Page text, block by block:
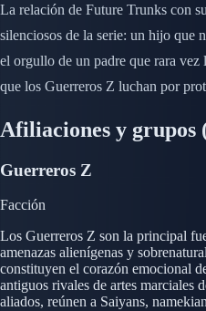
La relación de Future Trunks con
silenciosos de la serie: un hijo que
el orgullo de un padre que rara
que los Guerreros Z luchan por
Afiliaciones y grupos
Guerreros Z
Facción
Los Guerreros Z son la principal
amenazas alienígenas y
constituyen el corazón emocional
antiguos rivales de artes marciales
aliados, reúnen a Saiyans,